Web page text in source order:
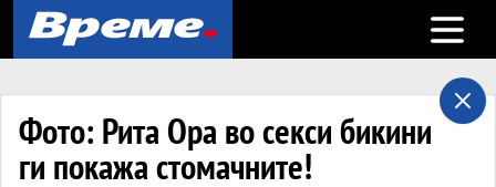
Open
Фото: Рита Ора во секси бикини
ги покажа стомачните!